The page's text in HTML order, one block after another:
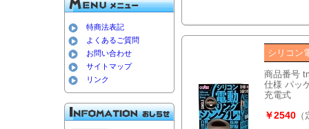
特商法表記
よくあるご質問
お問い合わせ
サイトマップ
リンク
シリコ
商品番号
仕様 パッ
充電式
￥2540